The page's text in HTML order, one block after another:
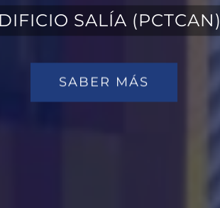
SALÍA (PCTCAN)
SABER MÁS